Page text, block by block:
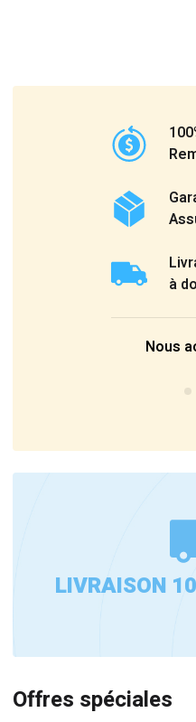
à
Nous
LIVRAISON
Offres spéciales